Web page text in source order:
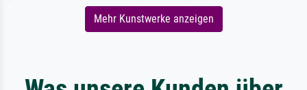
Mehr Kunstwerke anzeigen